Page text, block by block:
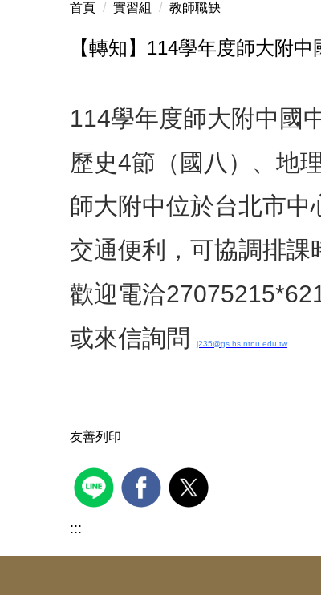
首頁 實習組 教師職缺
【轉知】114學年度師大附
114學年度師大附中國
歷史4節（國八）、 地理
師大附中位於台北市中
交通便利，可協調排課
歡迎電洽
或來信詢問
j235@gs.hs.ntnu.edu.tw
友善列印
:::